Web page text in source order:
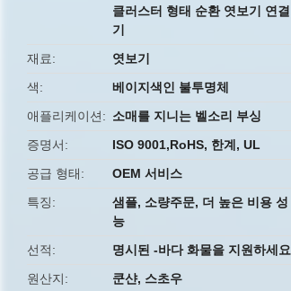
클러스터 형태 순환 엿보기 연결
기
재료
엿보기
색
베이지색인 불투명체
애플리케이션
소매를 지니는 벨소리 부싱
증명서
ISO 9001,RoHS, 한계, UL
공급 형태
OEM 서비스
특징
샘플, 소량주문, 더 높은 비용 성
능
선적
명시된 -바다 화물을 지원하세요
원산지
쿤샨, 스초우